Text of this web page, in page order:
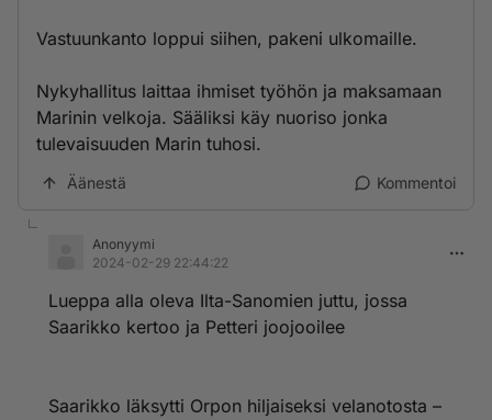
Vastuunkanto loppui siihen, pakeni ulkomaille.
Nykyhallitus laittaa ihmiset työhön ja maksamaan
Marinin velkoja. Sääliksi käy nuoriso jonka
tulevaisuuden Marin tuhosi.
Äänestä Kommentoi
Anonyymi
2024-02-29 22:44:22
Lueppa alla oleva Ilta-Sanomien juttu, jossa
Saarikko kertoo ja Petteri joojooilee
Saarikko läksytti Orpon hiljaiseksi velanotosta –